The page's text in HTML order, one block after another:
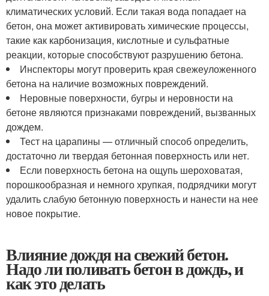
климатических условий. Если такая вода попадает на
бетон, она может активировать химические процессы,
такие как карбонизация, кислотные и сульфатные
реакции, которые способствуют разрушению бетона.
Инспекторы могут проверить края свежеуложенного
бетона на наличие возможных повреждений.
Неровные поверхности, бугры и неровности на
бетоне являются признаками повреждений, вызванных
дождем.
Тест на царапины — отличный способ определить,
достаточно ли твердая бетонная поверхность или нет.
Если поверхность бетона на ощупь шероховатая,
порошкообразная и немного хрупкая, подрядчики могут
удалить слабую бетонную поверхность и нанести на нее
новое покрытие.
Влияние дождя на свежий бетон.
Надо ли поливать бетон в дождь, и
как это делать